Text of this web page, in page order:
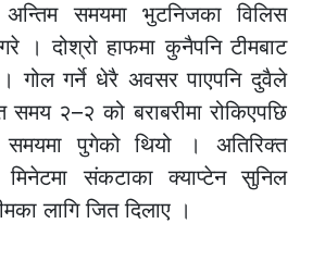
समयमा भुटनिजका विलिस
। दोश्रो हाफमा कुनैपनि टीमबाट
गर्ने धेरै अवसर पाएपनि दुवैले
समय २–२ को बराबरीमा रोकिएपछि
पुगेको थियो । अतिरिक्त
संकटाका क्याप्टेन सुनिल
लागि जित दिलाए ।